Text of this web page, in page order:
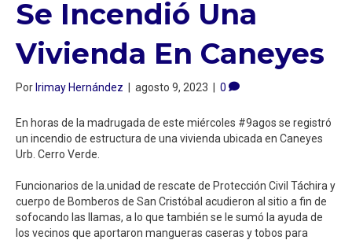
Se Incendió Una
Vivienda En Caneyes
Por Irimay Hernández agosto 9, 2023 0
En horas de la madrugada de este miércoles #9agos se registró
un incendio de estructura de una vivienda ubicada en Caneyes
Urb. Cerro Verde.⁣
Funcionarios de la.unidad de rescate de Protección Civil Táchira y
cuerpo de Bomberos de San Cristóbal acudieron al sitio a fin de
sofocando las llamas, a lo que también se le sumó la ayuda de
los vecinos que aportaron mangueras caseras y tobos para